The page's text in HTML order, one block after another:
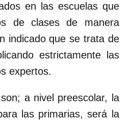
en las escuelas que
de clases de manera
indicado que se trata de
estrictamente las
expertos.
a nivel preescolar, la
las primarias, será la